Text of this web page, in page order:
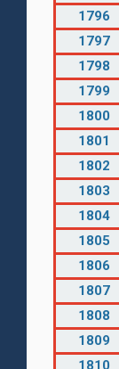
1796
1797
1798
1799
1800
1801
1802
1803
1804
1805
1806
1807
1808
1809
1810